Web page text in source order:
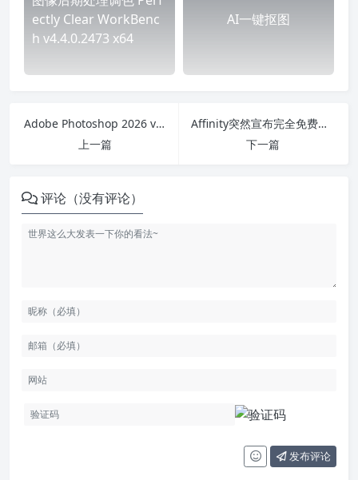
ectly Clear WorkBenc
h v4.4.0.2473 x64
AI一键抠图
Adobe Photoshop 2026 v27.0 x64
上一篇
Affinity突然宣布完全免费！Photoshop + Illustrator + Indesign平替来了
下一篇
评论（没有评论）
发布评论